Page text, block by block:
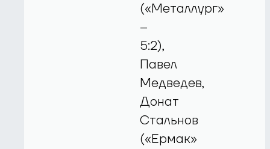
(«Металлург»
–
5:2),
Павел
Медведев,
Донат
Стальнов
(«Ермак»